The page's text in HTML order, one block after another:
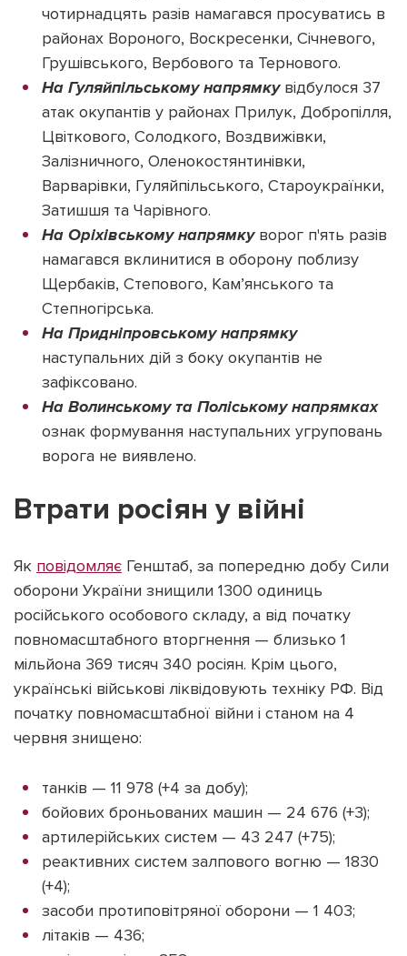
чотирнадцять разів намагався просуватись в
районах Вороного, Воскресенки, Січневого,
Грушівського, Вербового та Тернового.
На Гуляйпільському напрямкувідбулося 37
атак окупантів у районах Прилук, Добропілля,
Цвіткового, Солодкого, Воздвижівки,
Залізничного, Оленокостянтинівки,
Варварівки, Гуляйпільського, Староукраїнки,
Затишшя та Чарівного.
На Оріхівському напрямкуворог п'ять разів
намагався вклинитися в оборону поблизу
Щербаків, Степового, Кам’янського та
Степногірська.
На Придніпровському напрямку
наступальних дій з боку окупантів не
зафіксовано.
На Волинському та Поліському напрямках
ознак формування наступальних угруповань
ворога не виявлено.
Втрати росіян у війні
Як повідомляє Генштаб, за попередню добу Сили
оборони України знищили 1300 одиниць
російського особового складу, а від початку
повномасштабного вторгнення — близько 1
мільйона 369 тисяч 340 росіян. Крім цього,
українські військові ліквідовують техніку РФ. Від
початку повномасштабної війни і станом на 4
червня знищено:
танків — 11 978 (+4 за добу);
бойових броньованих машин — 24 676 (+3);
артилерійських систем — 43 247 (+75);
реактивних систем залпового вогню — 1830
(+4);
засоби протиповітряної оборони — 1 403;
літаків — 436;